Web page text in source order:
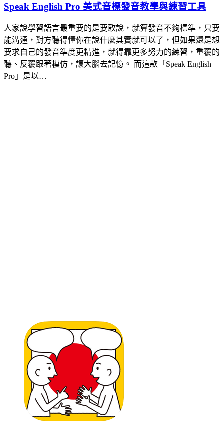
Speak English Pro 美式音標發音教學與練習工具
人家說學習語言最重要的是要敢說，就算發音不夠標準，只要
能溝通，對方聽得懂你在說什麼其實就可以了，但如果還是想
要求自己的發音準度更精進，就得靠更多努力的練習，重覆的
聽、反覆跟著模仿，讓大腦去記憶。 而這款「Speak English
Pro」是以…